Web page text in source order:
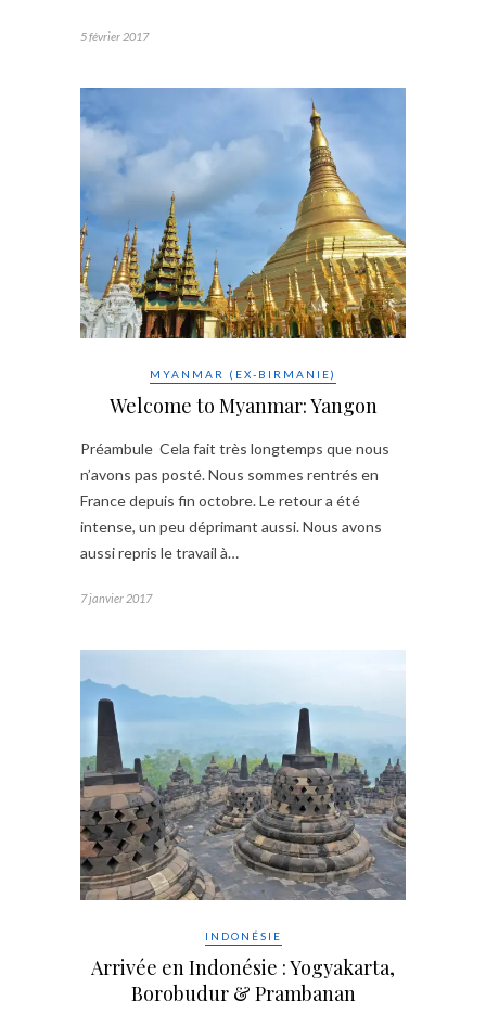
5 février 2017
MYANMAR (EX-BIRMANIE)
Welcome to Myanmar: Yangon
Préambule Cela fait très longtemps que nous
n’avons pas posté. Nous sommes rentrés en
France depuis fin octobre. Le retour a été
intense, un peu déprimant aussi. Nous avons
aussi repris le travail à…
7 janvier 2017
INDONÉSIE
Arrivée en Indonésie : Yogyakarta,
Borobudur & Prambanan